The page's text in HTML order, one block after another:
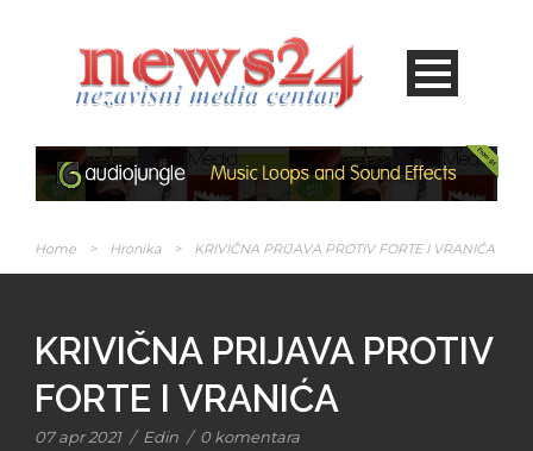
Home > Hronika > KRIVIČNA PRIJAVA PROTIV FORTE I VRANIĆA
KRIVIČNA PRIJAVA PROTIV
FORTE I VRANIĆA
07 apr 2021 / Edin / 0 komentara